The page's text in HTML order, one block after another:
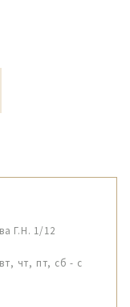
Г.Н. 1/12
чт, пт, сб - с